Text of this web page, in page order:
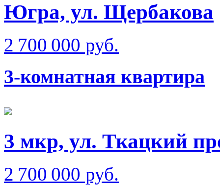
Югра, ул. Щербакова
2 700 000 руб.
3-комнатная квартира
3 мкр, ул. Ткацкий
2 700 000 руб.